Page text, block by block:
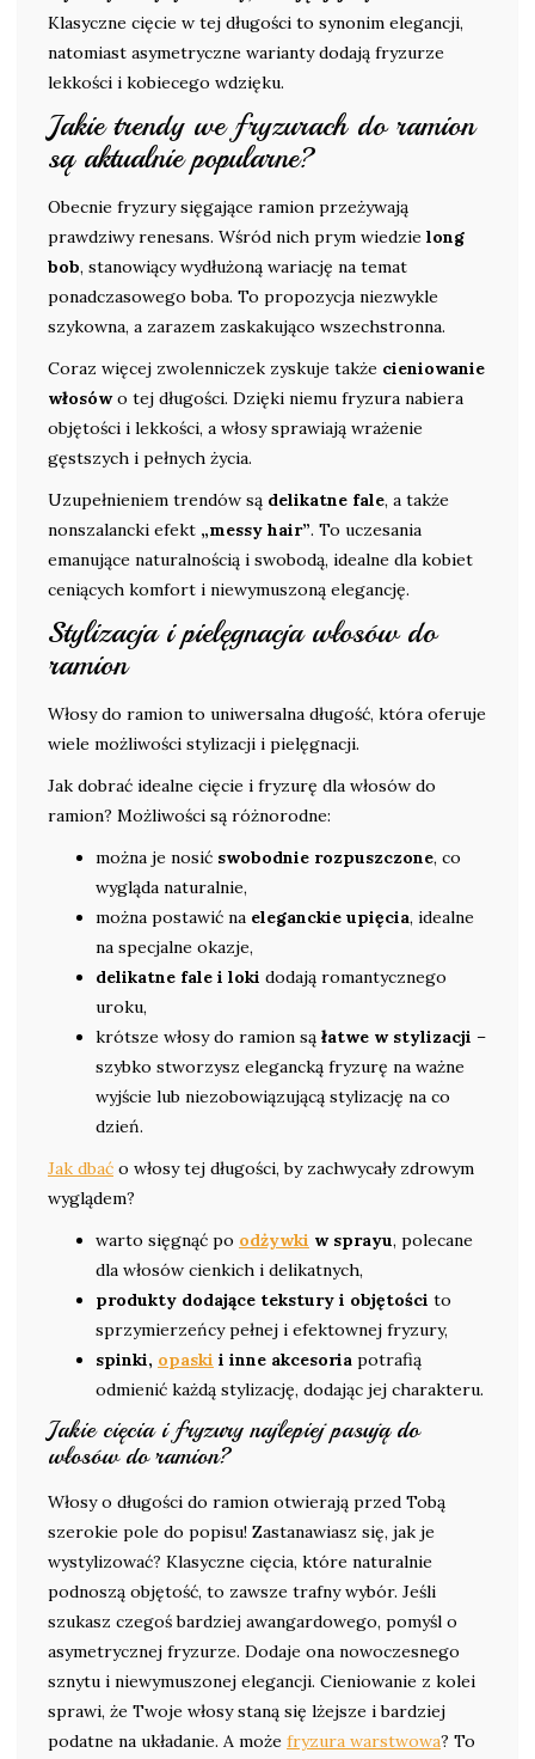
Klasyczne cięcie w tej długości to synonim elegancji,
natomiast asymetryczne warianty dodają fryzurze
lekkości i kobiecego wdzięku.
Jakie trendy we fryzurach do ramion
są aktualnie popularne?
Obecnie fryzury sięgające ramion przeżywają
prawdziwy renesans. Wśród nich prym wiedzie long
bob, stanowiący wydłużoną wariację na temat
ponadczasowego boba. To propozycja niezwykle
szykowna, a zarazem zaskakująco wszechstronna.
Coraz więcej zwolenniczek zyskuje także cieniowanie
włosówo tej długości. Dzięki niemu fryzura nabiera
objętości i lekkości, a włosy sprawiają wrażenie
gęstszych i pełnych życia.
Uzupełnieniem trendów są delikatne fale, a także
nonszalancki efekt „messy hair”. To uczesania
emanujące naturalnością i swobodą, idealne dla kobiet
ceniących komfort i niewymuszoną elegancję.
Stylizacja i pielęgnacja włosów do
ramion
Włosy do ramion to uniwersalna długość, która oferuje
wiele możliwości stylizacji i pielęgnacji.
Jak dobrać idealne cięcie i fryzurę dla włosów do
ramion? Możliwości są różnorodne:
można je nosić swobodnie rozpuszczone, co
wygląda naturalnie,
można postawić na eleganckie upięcia, idealne
na specjalne okazje,
delikatne fale i loki dodają romantycznego
uroku,
krótsze włosy do ramion są łatwe w stylizacji –
szybko stworzysz elegancką fryzurę na ważne
wyjście lub niezobowiązującą stylizację na co
dzień.
Jak dbać o włosy tej długości, by zachwycały zdrowym
wyglądem?
warto sięgnąć po odżywki w sprayu, polecane
dla włosów cienkich i delikatnych,
produkty dodające tekstury i objętości to
sprzymierzeńcy pełnej i efektownej fryzury,
spinki, opaski i inne akcesoria potrafią
odmienić każdą stylizację, dodając jej charakteru.
Jakie cięcia i fryzury najlepiej pasują do
włosów do ramion?
Włosy o długości do ramion otwierają przed Tobą
szerokie pole do popisu! Zastanawiasz się, jak je
wystylizować? Klasyczne cięcia, które naturalnie
podnoszą objętość, to zawsze trafny wybór. Jeśli
szukasz czegoś bardziej awangardowego, pomyśl o
asymetrycznej fryzurze. Dodaje ona nowoczesnego
sznytu i niewymuszonej elegancji. Cieniowanie z kolei
sprawi, że Twoje włosy staną się lżejsze i bardziej
podatne na układanie. A może fryzura warstwowa? To